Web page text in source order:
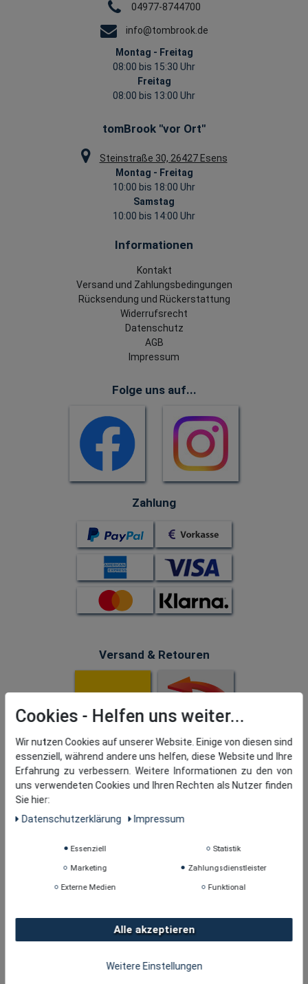
04977-8744700
info@tombrook.de
Montag - Freitag
08:00 bis 15:30 Uhr
Freitag
08:00 bis 13:00 Uhr
tomBrook "vor Ort"
Steinstraße 30, 26427 Esens
Montag - Freitag
10:00 bis 18:00 Uhr
Samstag
10:00 bis 14:00 Uhr
Informationen
Kontakt
Versand und Zahlungsbedingungen
Rücksendung und Rückerstattung
Widerrufsrecht
Datenschutz
AGB
Impressum
Folge uns auf...
Zahlung
Versand & Retouren
Cookies
Wir nutzen Cookies auf unserer Website. Einige von diesen sind
essenziell, während andere uns helfen, diese Website und Ihre
Erfahrung zu verbessern. Weitere Informationen zu den von
uns verwendeten Cookies und Ihren Rechten als Nutzer finden
Sie hier:
Daten­schutz­erklärung
Impressum
Essenziell Statistik
Marketing Zahlungsdienstleister
Externe Medien Funktional
Alle akzeptieren
Weitere Einstellungen